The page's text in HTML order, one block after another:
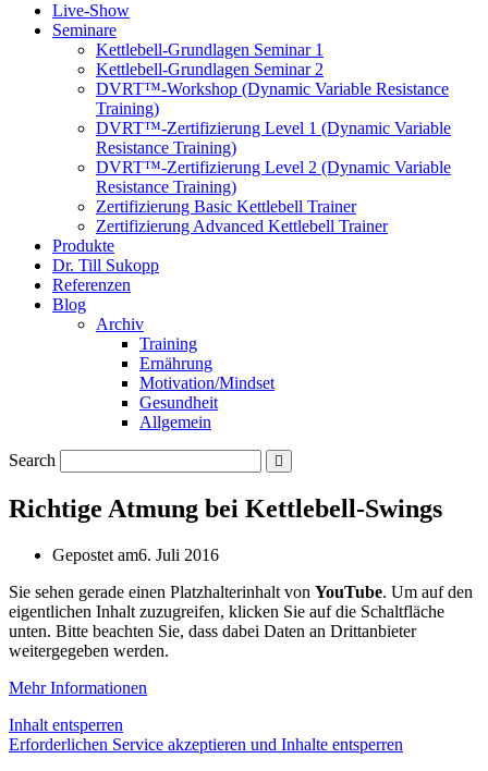
Live-Show
Seminare
Kettlebell-Grundlagen Seminar 1
Kettlebell-Grundlagen Seminar 2
DVRT™-Workshop (Dynamic Variable Resistance
Training)
DVRT™-Zertifizierung Level 1 (Dynamic Variable
Resistance Training)
DVRT™-Zertifizierung Level 2 (Dynamic Variable
Resistance Training)
Zertifizierung Basic Kettlebell Trainer
Zertifizierung Advanced Kettlebell Trainer
Produkte
Dr. Till Sukopp
Referenzen
Blog
Archiv
Training
Ernährung
Motivation/Mindset
Gesundheit
Allgemein
Search
Richtige Atmung bei Kettlebell-Swings
Gepostet am6. Juli 2016
Sie sehen gerade einen Platzhalterinhalt von YouTube. Um auf den
eigentlichen Inhalt zuzugreifen, klicken Sie auf die Schaltfläche
unten. Bitte beachten Sie, dass dabei Daten an Drittanbieter
weitergegeben werden.
Mehr Informationen
Inhalt entsperren
Erforderlichen Service akzeptieren und Inhalte entsperren